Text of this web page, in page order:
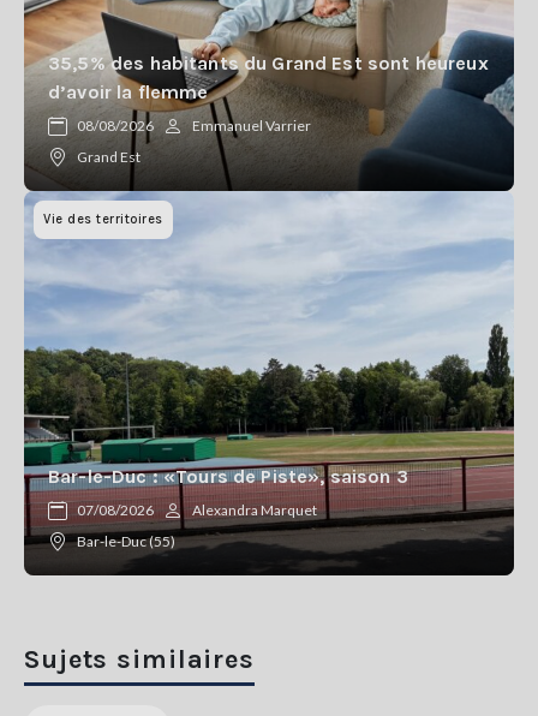
35,5% des habitants du Grand Est sont heureux
d’avoir la flemme
08/08/2026
Emmanuel Varrier
Grand Est
Vie des territoires
Bar-le-Duc : «Tours de Piste», saison 3
07/08/2026
Alexandra Marquet
Bar-le-Duc (55)
Sujets similaires